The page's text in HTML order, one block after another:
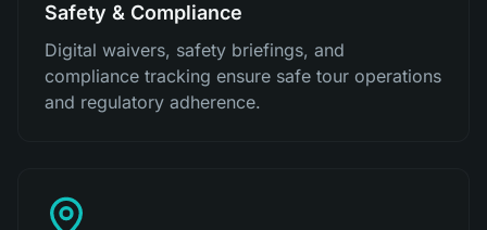
Safety & Compliance
Digital waivers, safety briefings, and
compliance tracking ensure safe tour operations
and regulatory adherence.